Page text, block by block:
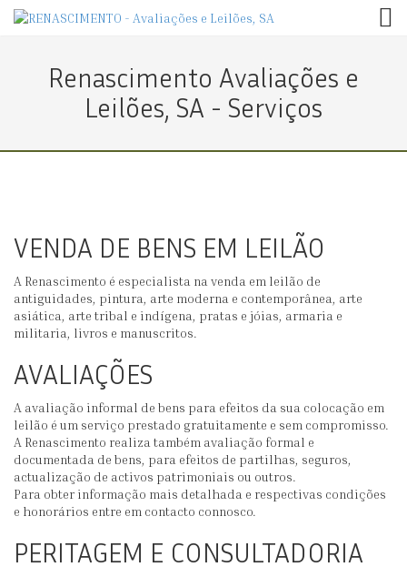
Renascimento Avaliações e
Leilões, SA - Serviços
VENDA DE BENS EM LEILÃO
A Renascimento é especialista na venda em leilão de
antiguidades, pintura, arte moderna e contemporânea, arte
asiática, arte tribal e indígena, pratas e jóias, armaria e
militaria, livros e manuscritos.
AVALIAÇÕES
A avaliação informal de bens para efeitos da sua colocação em
leilão é um serviço prestado gratuitamente e sem compromisso.
A Renascimento realiza também avaliação formal e
documentada de bens, para efeitos de partilhas, seguros,
actualização de activos patrimoniais ou outros.
Para obter informação mais detalhada e respectivas condições
e honorários entre em contacto connosco.
PERITAGEM E CONSULTADORIA